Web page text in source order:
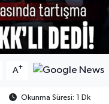
A+
Okunma Süresi: 1 Dk